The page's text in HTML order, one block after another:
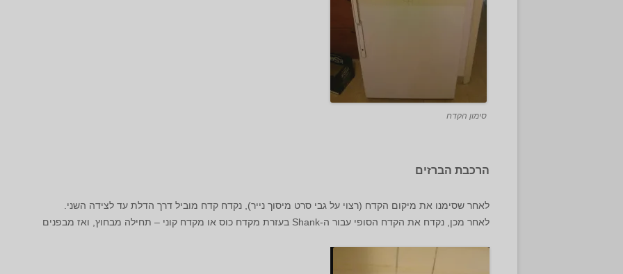
סימון הקדח
הרכבת הברזים
לאחר שסימנו את מיקום הקדח (רצוי על גבי סרט מיסוך נייר), נקדח קדח מוביל דרך הדלת עד לצידה השני.
לאחר מכן, נקדח את הקדח הסופי עבור ה-Shank בעזרת מקדח כוס או מקדח קוני – תחילה מבחוץ, ואז מבפנים